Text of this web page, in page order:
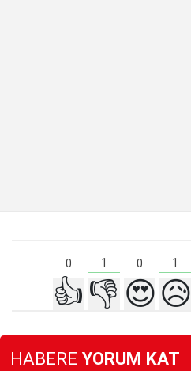
0 1 0 1
👍 👎 😍😥
HABERE YORUM KAT